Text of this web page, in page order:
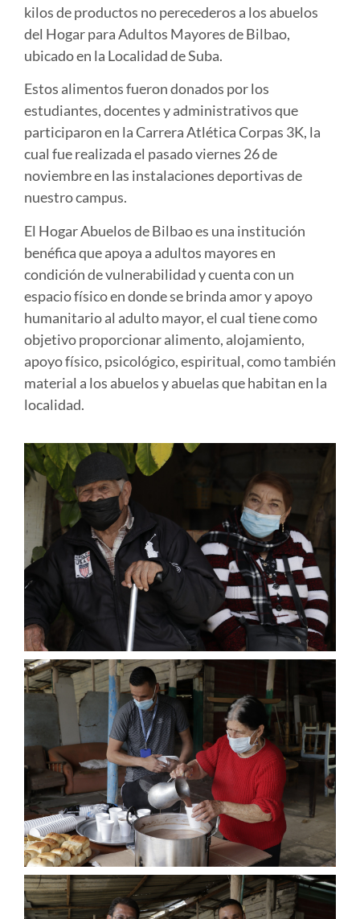
kilos de productos no perecederos a los abuelos
del Hogar para Adultos Mayores de Bilbao,
ubicado en la Localidad de Suba.
Estos alimentos fueron donados por los
estudiantes, docentes y administrativos que
participaron en la Carrera Atlética Corpas 3K, la
cual fue realizada el pasado viernes 26 de
noviembre en las instalaciones deportivas de
nuestro campus.
El Hogar Abuelos de Bilbao es una institución
benéfica que apoya a adultos mayores en
condición de vulnerabilidad y cuenta con un
espacio físico en donde se brinda amor y apoyo
humanitario al adulto mayor, el cual tiene como
objetivo proporcionar alimento, alojamiento,
apoyo físico, psicológico, espiritual, como también
material a los abuelos y abuelas que habitan en la
localidad.